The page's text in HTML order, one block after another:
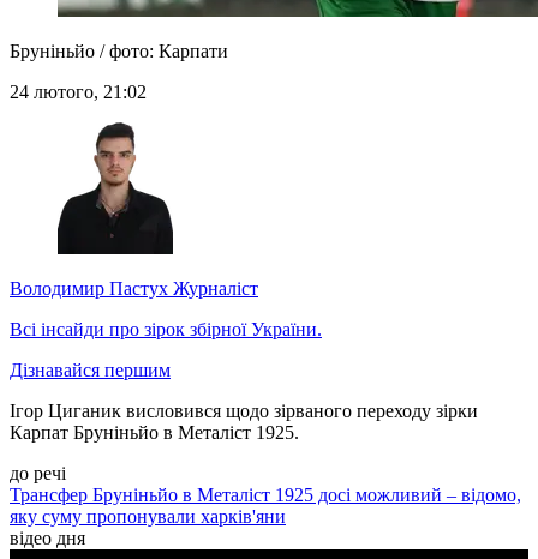
Бруніньйо / фото: Карпати
24 лютого, 21:02
Володимир Пастух Журналіст
Всі інсайди про зірок збірної України.
Дізнавайся першим
Ігор Циганик висловився щодо зірваного переходу зірки
Карпат Бруніньйо в Металіст 1925.
до речі
Трансфер Бруніньйо в Металіст 1925 досі можливий – відомо,
яку суму пропонували харків'яни
відео дня